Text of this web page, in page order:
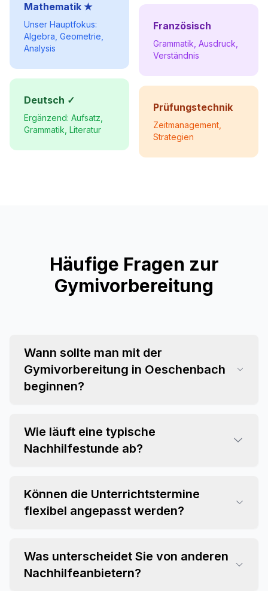
Mathematik ★
Unser Hauptfokus:
Algebra, Geometrie,
Analysis
Deutsch ✓
Ergänzend: Aufsatz,
Grammatik, Literatur
Französisch
Grammatik, Ausdruck,
Verständnis
Prüfungstechnik
Zeitmanagement,
Strategien
Häufige Fragen zur
Gymivorbereitung
Wann sollte man mit der
Gymivorbereitung in Oeschenbach
beginnen?
Wie läuft eine typische
Nachhilfestunde ab?
Können die Unterrichtstermine
flexibel angepasst werden?
Was unterscheidet Sie von anderen
Nachhilfeanbietern?